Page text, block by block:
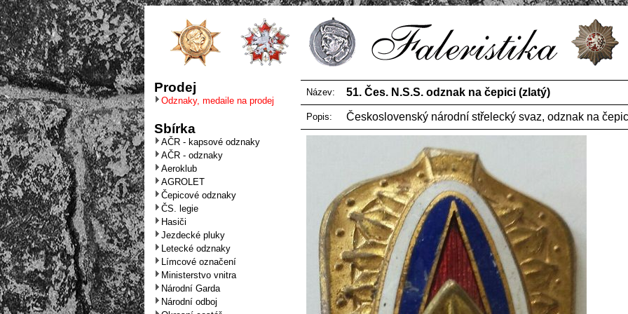
Prodej
Odznaky, medaile na prodej
Sbírka
AČR - kapsové odznaky
AČR - odznaky
Aeroklub
AGROLET
Čepicové odznaky
ČS. legie
Hasiči
Jezdecké pluky
Letecké odznaky
Límcové označení
Ministerstvo vnitra
Národní Garda
Národní odboj
Název: 51. Čes. N.S.S. odznak na čepici (zlatý)
Popis: Československý národní střelecký svaz, odznak na